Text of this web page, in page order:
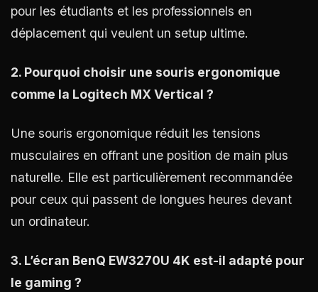
pour les étudiants et les professionnels en
déplacement qui veulent un setup ultime.
2. Pourquoi choisir une souris ergonomique
comme la Logitech MX Vertical ?
Une souris ergonomique réduit les tensions
musculaires en offrant une position de main plus
naturelle. Elle est particulièrement recommandée
pour ceux qui passent de longues heures devant
un ordinateur.
3. L’écran BenQ EW3270U 4K est-il adapté pour
le gaming ?